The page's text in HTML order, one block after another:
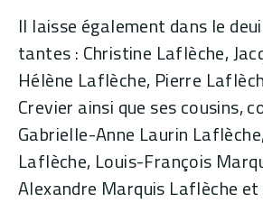
Il laisse également dans le
tantes : Christine Laflèche,
Hélène Laflèche, Pierre
Crevier ainsi que ses cousins,
Gabrielle-Anne Laurin
Laflèche, Louis-François
Alexandre Marquis Laflèche et